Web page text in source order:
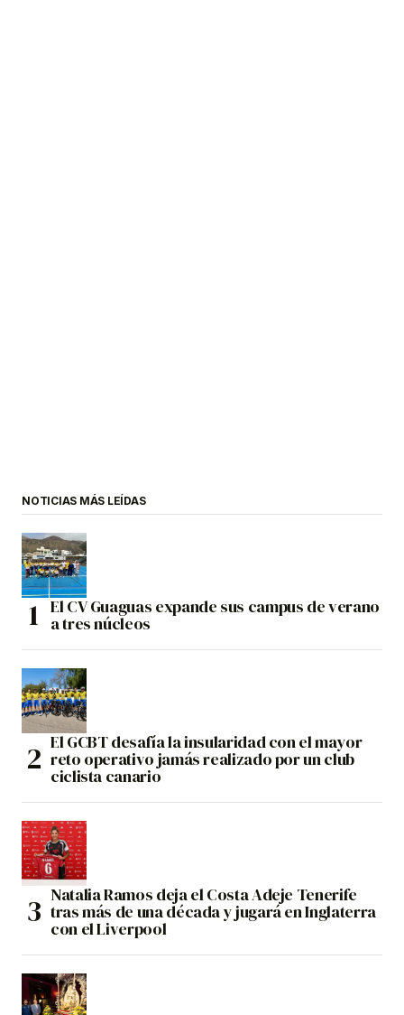
NOTICIAS MÁS LEÍDAS
El CV Guaguas expande sus campus de verano
a tres núcleos
El GCBT desafía la insularidad con el mayor
reto operativo jamás realizado por un club
ciclista canario
Natalia Ramos deja el Costa Adeje Tenerife
tras más de una década y jugará en Inglaterra
con el Liverpool